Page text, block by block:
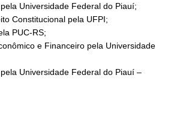
Universidade Federal do Piauí;
Constitucional pela UFPI;
PUC-RS;
e Financeiro pela Universidade
Universidade Federal do Piauí –